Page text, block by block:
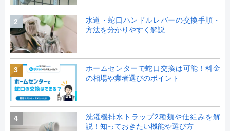
2
水道・蛇口ハンドルレバーの交換手順・
方法を分かりやすく解説
3
ホームセンターで蛇口交換は可能！料金
の相場や業者選びのポイント
4
洗濯機排水トラップ2種類や仕組みを解
説！知っておきたい機能や選び方